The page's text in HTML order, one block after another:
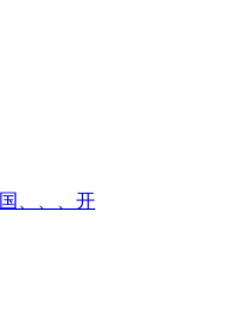
、、、开